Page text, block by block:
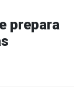
prepara